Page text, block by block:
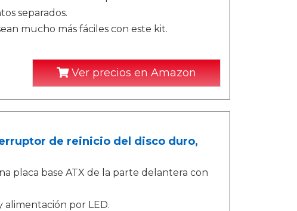
separados.
mucho más fáciles con este kit.
Ver precios en Amazon
de reinicio del disco duro,
placa base ATX de la parte delantera con
alimentación por LED.